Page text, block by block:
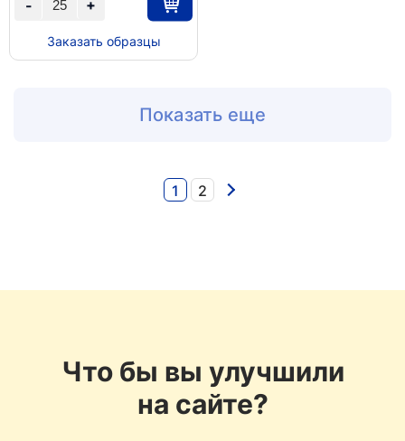
+
-
Заказать образцы
Показать еще
1 2
Что бы вы улучшили
на сайте?